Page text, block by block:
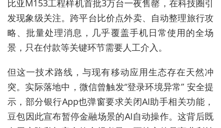
比亚M153工程样机首批3万台一夜售罄，在科技圈引
发现象级关注。跨平台比价点外卖、自动整理旅行攻
略、批量处理消息，几乎覆盖手机日常使用的全场
景，只在付款等关键环节需要人工介入。
但这一技术路线，与现有移动应用生态存在天然冲
突。实际落地中，微信曾触发“登录环境异常” 安全提
示，部分银行App也弹窗要求关闭AI助手相关功能，
豆包因此宣布暂停金融场景的AI自动操作。这背后既